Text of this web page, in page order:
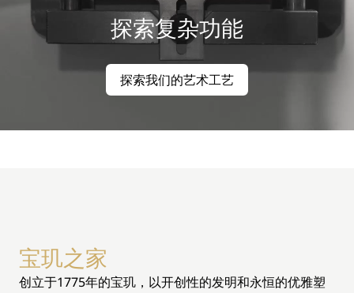
探索复杂功能
探索我们的艺术工艺
宝玑之家
创立于1775年的宝玑，以开创性的发明和永恒的优雅塑